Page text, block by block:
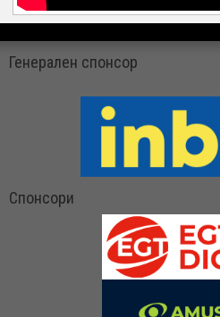
Генерален спонсор
Спонсори